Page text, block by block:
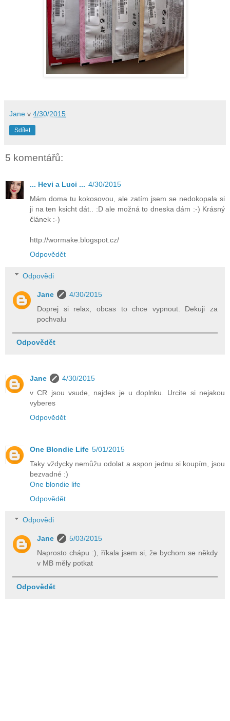
Jane v 4/30/2015
Sdílet
5 komentářů:
... Hevi a Luci ... 4/30/2015
Mám doma tu kokosovou, ale zatím jsem se nedokopala si
ji na ten ksicht dát.. :D ale možná to dneska dám :-) Krásný
článek :-)
http://wormake.blogspot.cz/
Odpovědět
Odpovědi
Jane
4/30/2015
Doprej si relax, obcas to chce vypnout. Dekuji za
pochvalu
Odpovědět
Jane
4/30/2015
v CR jsou vsude, najdes je u doplnku. Urcite si nejakou
vyberes
Odpovědět
One Blondie Life 5/01/2015
Taky vždycky nemůžu odolat a aspon jednu si koupím, jsou
bezvadné :)
One blondie life
Odpovědět
Odpovědi
Jane
5/03/2015
Naprosto chápu :), říkala jsem si, že bychom se někdy
v MB měly potkat
Odpovědět